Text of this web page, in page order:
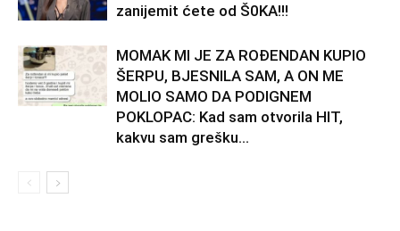
zanijemit ćete od Š0KA!!!
MOMAK MI JE ZA ROĐENDAN KUPIO
ŠERPU, BJESNILA SAM, A ON ME
MOLIO SAMO DA PODIGNEM
POKLOPAC: Kad sam otvorila HIT,
kakvu sam grešku...